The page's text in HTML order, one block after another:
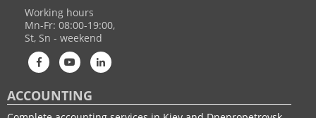
Working hours
Mn-Fr: 08:00-19:00,
St, Sn - weekend
ACCOUNTING